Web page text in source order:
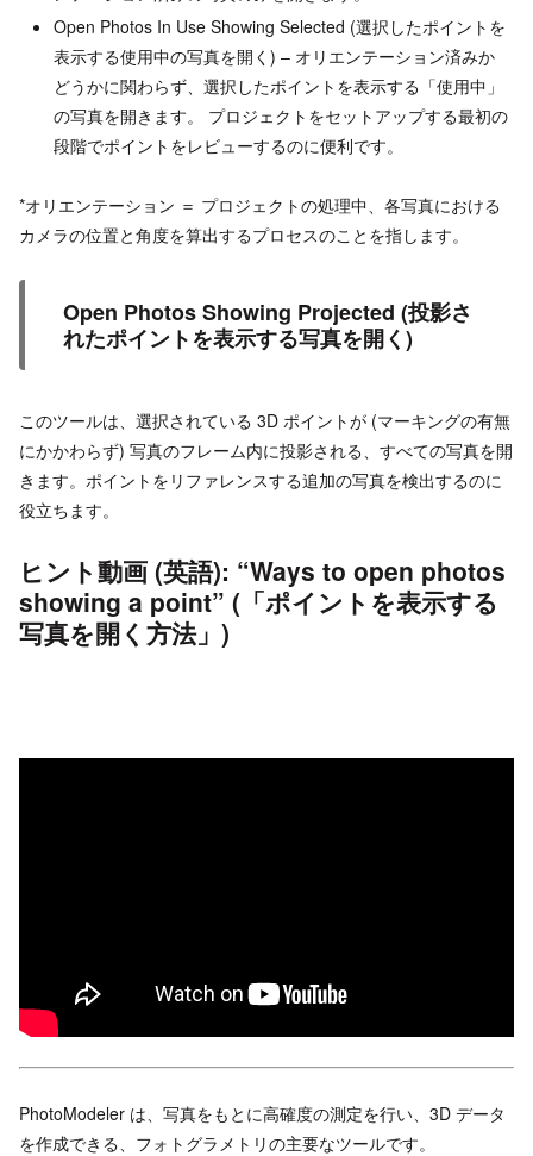
Open Photos In Use Showing Selected (選択したポイントを
表示する使用中の写真を開く) – オリエンテーション済みか
どうかに関わらず、選択したポイントを表示する「使用中」
の写真を開きます。 プロジェクトをセットアップする最初の
段階でポイントをレビューするのに便利です。
*オリエンテーション ＝ プロジェクトの処理中、各写真における
カメラの位置と角度を算出するプロセスのことを指します。
Open Photos Showing Projected (投影さ
れたポイントを表示する写真を開く)
このツールは、選択されている 3D ポイントが (マーキングの有無
にかかわらず) 写真のフレーム内に投影される、すべての写真を開
きます。ポイントをリファレンスする追加の写真を検出するのに
役立ちます。
ヒント動画 (英語): “Ways to open photos
showing a point” (「ポイントを表示する
写真を開く方法」)
PhotoModeler は、写真をもとに高確度の測定を行い、3D データ
を作成できる、フォトグラメトリの主要なツールです。